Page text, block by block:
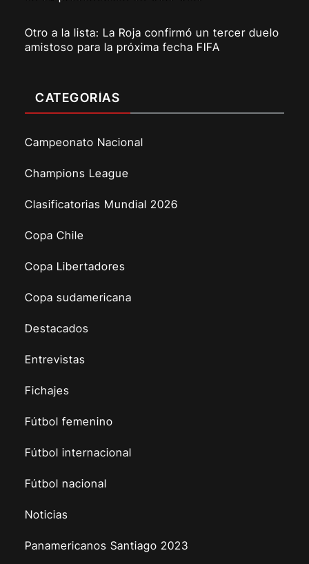
Otro a la lista: La Roja confirmó un tercer duelo
amistoso para la próxima fecha FIFA
CATEGORÍAS
Campeonato Nacional
Champions League
Clasificatorias Mundial 2026
Copa Chile
Copa Libertadores
Copa sudamericana
Destacados
Entrevistas
Fichajes
Fútbol femenino
Fútbol internacional
Fútbol nacional
Noticias
Panamericanos Santiago 2023